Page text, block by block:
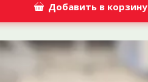
Добавить в корзину